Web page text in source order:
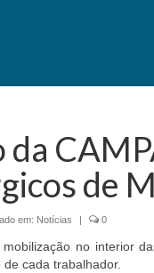
da
de
em: Notícias | 0
no interior
cada trabalhador.